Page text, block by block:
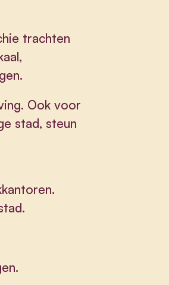
trachten
Ook voor
stad, steun